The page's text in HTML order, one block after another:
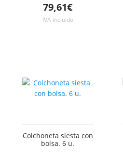
79,61€
IVA incluido
Colchoneta siesta con
bolsa. 6 u.